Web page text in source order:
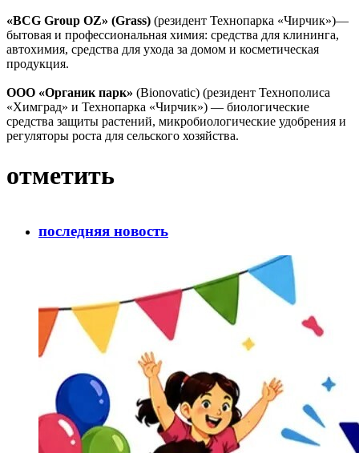
«BCG Group OZ» (Grass) (резидент Технопарка «Чирчик»)—
бытовая и профессиональная химия: средства для клининга,
автохимия, средства для ухода за домом и косметическая
продукция.
ООО «Органик парк» (Bionovatic) (резидент Технополиса
«Химград» и Технопарка «Чирчик») — биологические
средства защиты растений, микробиологические удобрения и
регуляторы роста для сельского хозяйства.
отметить
последняя новость